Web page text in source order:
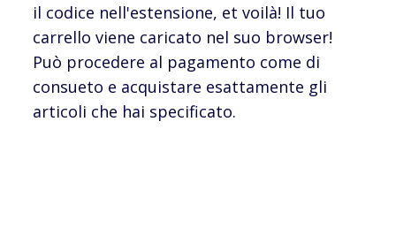
il codice nell'estensione, et voilà! Il tuo
carrello viene caricato nel suo browser!
Può procedere al pagamento come di
consueto e acquistare esattamente gli
articoli che hai specificato.